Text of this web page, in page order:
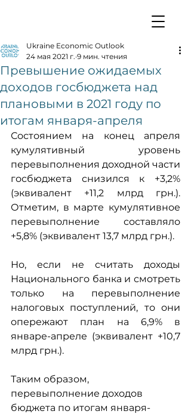
Превышение ожидаемых
доходов госбюджета над
плановыми в 2021 году по
итогам января-апреля
Ukraine Economic Outlook
24 мая 2021 г. 9 мин. чтения
Состоянием на конец апреля
кумулятивный уровень
перевыполнения доходной части
госбюджета снизился к +3,2%
(эквивалент +11,2 млрд грн.).
Отметим, в марте кумулятивное
перевыполнение составляло
+5,8% (эквивалент 13,7 млрд грн.).
Но, если не считать доходы
Национального банка и смотреть
только на перевыполнение
налоговых поступлений, то они
опережают план на 6,9% в
январе-апреле (эквивалент +10,7
млрд грн.).
Таким образом,
перевыполнение доходов
бюджета по итогам января-